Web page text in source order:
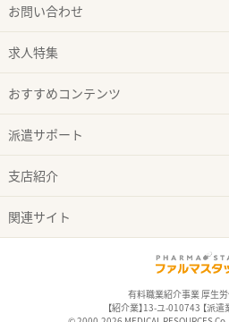
お問い合わせ
求人特集
おすすめコンテンツ
派遣サポート
支店紹介
関連サイト
有料職業紹介事業 厚生
【紹介業】13-ユ-010743 【派